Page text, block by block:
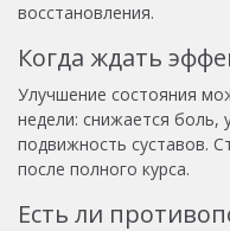
восстановления.
Когда ждать
Улучшение состояния
недели: снижается боль,
подвижность суставов.
после полного курса.
Есть ли